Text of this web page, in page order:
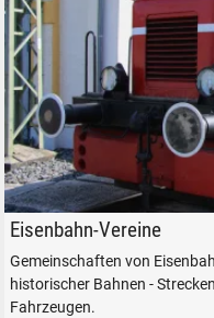
Rangierlok der Freilassinger
Eisenbahn-Vereine
Gemeinschaften von
historischer Bahnen -
Fahrzeugen.